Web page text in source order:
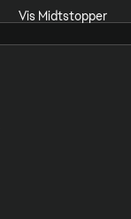
Vis Midtstopper